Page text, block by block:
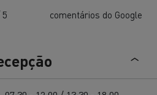
comentários do Google